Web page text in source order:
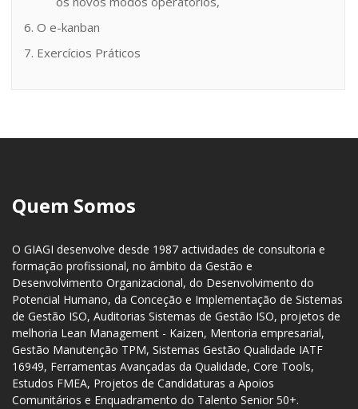
6. O e-kanban
7. Exercícios Práticos
Quem Somos
O GIAGI desenvolve desde 1987 actividades de consultoria e
formação profissional, no âmbito da Gestão e
Desenvolvimento Organizacional, do Desenvolvimento do
Potencial Humano, da Conceção e Implementação de Sistemas
de Gestão ISO, Auditorias Sistemas de Gestão ISO, projetos de
melhoria Lean Management - Kaizen, Mentoria empresarial,
Gestão Manutenção TPM, Sistemas Gestão Qualidade IATF
16949, Ferramentas Avançadas da Qualidade, Core Tools,
Estudos FMEA, Projetos de Candidaturas a Apoios
Comunitários e Enquadramento do Talento Senior 50+.